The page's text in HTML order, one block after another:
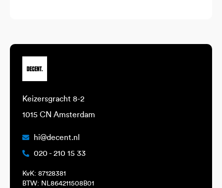
Keizersgracht 8-2
1015 CN Amsterdam
hi@decent.nl
020 - 210 15 33
KvK: 87128381
BTW: NL864211508B01